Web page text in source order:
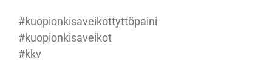
#kuopionkisaveikottyttöpaini
#kuopionkisaveikot
#kkv